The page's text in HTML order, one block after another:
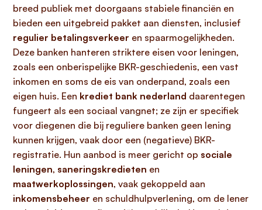
breed publiek met doorgaans stabiele financiën en
bieden een uitgebreid pakket aan diensten, inclusief
regulier betalingsverkeer en spaarmogelijkheden.
Deze banken hanteren striktere eisen voor leningen,
zoals een onberispelijke BKR-geschiedenis, een vast
inkomen en soms de eis van onderpand, zoals een
eigen huis. Een krediet bank nederland daarentegen
fungeert als een sociaal vangnet; ze zijn er specifiek
voor diegenen die bij reguliere banken geen lening
kunnen krijgen, vaak door een (negatieve) BKR-
registratie. Hun aanbod is meer gericht op sociale
leningen, saneringskredieten en
maatwerkoplossingen, vaak gekoppeld aan
inkomensbeheer en schuldhulpverlening, om de lener